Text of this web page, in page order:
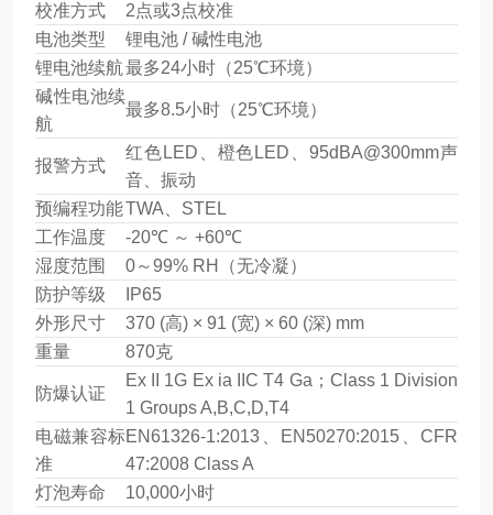
校准方式
2点或3点校准
电池类型
锂电池 / 碱性电池
锂电池续航最多24小时（25℃环境）
碱性电池续
航
最多8.5小时（25℃环境）
报警方式
红色LED、橙色LED、95dBA@300mm声
音、振动
预编程功能TWA、STEL
工作温度
-20℃ ～ +60℃
湿度范围
0～99% RH（无冷凝）
防护等级
IP65
外形尺寸
370 (高) × 91 (宽) × 60 (深) mm
重量
870克
防爆认证
Ex II 1G Ex ia IIC T4 Ga；Class 1 Division
1 Groups A,B,C,D,T4
电磁兼容标
准
EN61326-1:2013、EN50270:2015、CFR
47:2008 Class A
灯泡寿命
10,000小时